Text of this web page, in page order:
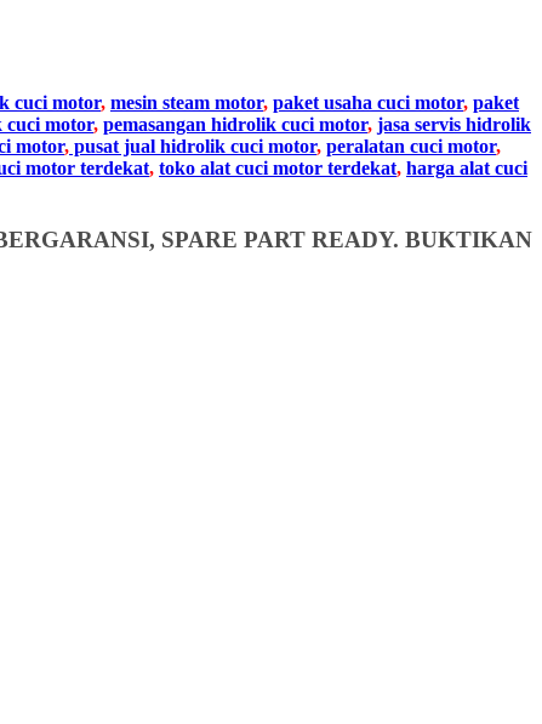
cuci motor, mesin steam motor, paket usaha cuci motor, paket
motor, pemasangan hidrolik cuci motor, jasa servis hidrolik
motor, pusat jual hidrolik cuci motor, peralatan cuci motor,
motor terdekat, toko alat cuci motor terdekat, harga alat cuci
SPARE PART READY. BUKTIKAN